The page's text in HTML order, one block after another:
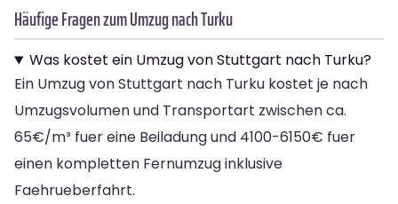
Häufige Fragen zum Umzug nach Turku
Was kostet ein Umzug von Stuttgart nach Turku?
Ein Umzug von Stuttgart nach Turku kostet je nach
Umzugsvolumen und Transportart zwischen ca.
65€/m³ fuer eine Beiladung und 4100-6150€ fuer
einen kompletten Fernumzug inklusive
Faehrueberfahrt.